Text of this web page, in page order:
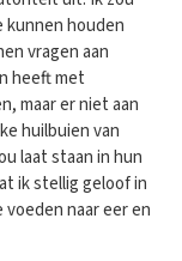
kunnen houden
vragen aan
heeft met
maar er niet aan
huilbuien van
laat staan in hun
ik stellig geloof in
naar eer en